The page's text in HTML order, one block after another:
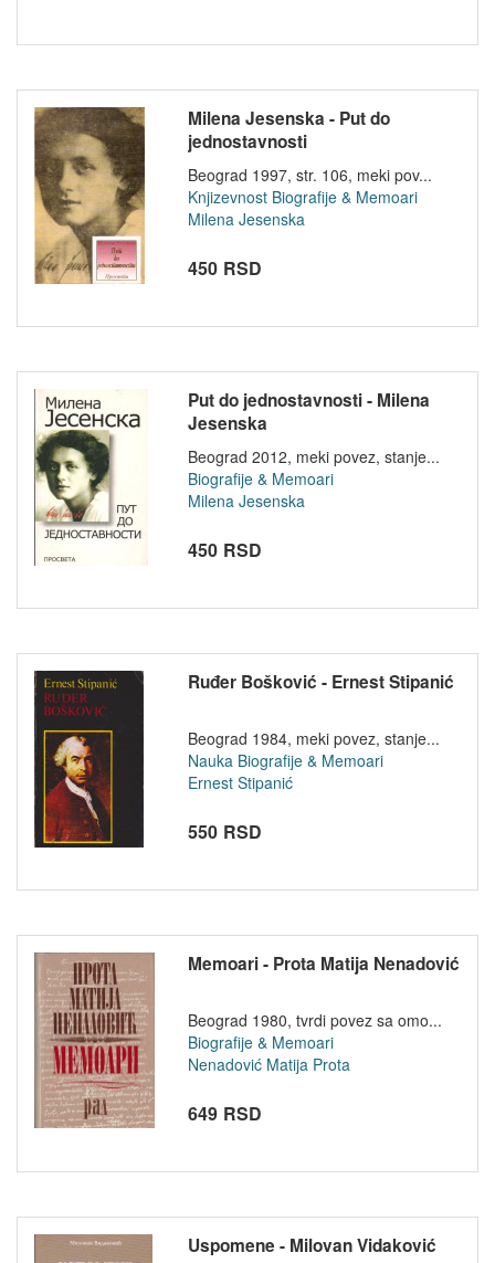
Milena Jesenska - Put do
jednostavnosti
Beograd 1997, str. 106, meki pov...
Knjizevnost Biografije & Memoari
Milena Jesenska
450 RSD
Put do jednostavnosti - Milena
Jesenska
Beograd 2012, meki povez, stanje...
Biografije & Memoari
Milena Jesenska
450 RSD
Ruđer Bošković - Ernest Stipanić
Beograd 1984, meki povez, stanje...
Nauka Biografije & Memoari
Ernest Stipanić
550 RSD
Memoari - Prota Matija Nenadović
Beograd 1980, tvrdi povez sa omo...
Biografije & Memoari
Nenadović Matija Prota
649 RSD
Uspomene - Milovan Vidaković